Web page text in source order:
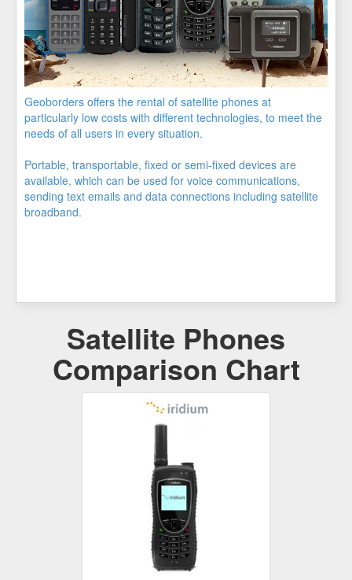
Geoborders offers the rental of satellite phones at
particularly low costs with different technologies, to meet the
needs of all users in every situation.
Portable, transportable, fixed or semi-fixed devices are
available, which can be used for voice communications,
sending text emails and data connections including satellite
broadband.
Satellite Phones
Comparison Chart